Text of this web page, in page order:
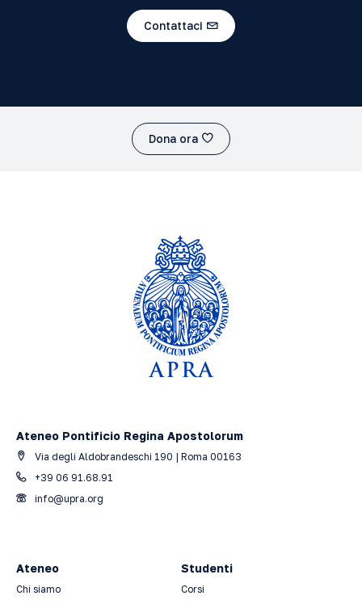
Contattaci
Dona ora
Ateneo Pontificio Regina Apostolorum
Via degli Aldobrandeschi 190 | Roma 00163
+39 06 91.68.91
info@upra.org
Ateneo
Chi siamo
Studenti
Corsi